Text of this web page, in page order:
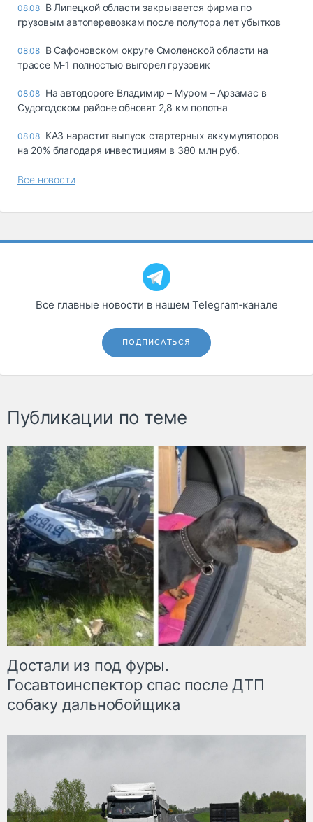
08.08 В Липецкой области закрывается фирма по
грузовым автоперевозкам после полутора лет убытков
08.08 В Сафоновском округе Смоленской области на
трассе М-1 полностью выгорел грузовик
08.08 На автодороге Владимир – Муром – Арзамас в
Судогодском районе обновят 2,8 км полотна
08.08 КАЗ нарастит выпуск стартерных аккумуляторов
на 20% благодаря инвестициям в 380 млн руб.
Все новости
Все главные новости в нашем Telegram‑канале
ПОДПИСАТЬСЯ
Публикации по теме
Достали из под фуры.
Госавтоинспектор спас после ДТП
собаку дальнобойщика